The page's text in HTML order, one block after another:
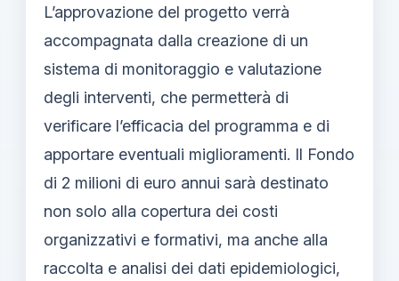
L’approvazione del progetto verrà
accompagnata dalla creazione di un
sistema di monitoraggio e valutazione
degli interventi, che permetterà di
verificare l’efficacia del programma e di
apportare eventuali miglioramenti. Il Fondo
di 2 milioni di euro annui sarà destinato
non solo alla copertura dei costi
organizzativi e formativi, ma anche alla
raccolta e analisi dei dati epidemiologici,